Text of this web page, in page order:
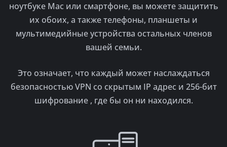
ноутбуке Mac или смартфоне, вы можете защитить
их обоих, а также телефоны, планшеты и
мультимедийные устройства остальных членов
вашей семьи.
Это означает, что каждый может наслаждаться
безопасностью VPN со скрытым IP адрес и 256-бит
шифрование , где бы он ни находился.